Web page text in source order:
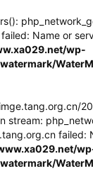
Name or
wp-
stream:
failed: